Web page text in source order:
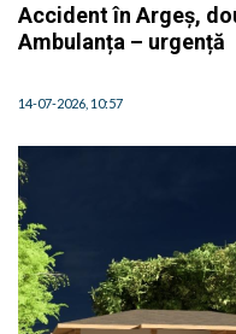
Accident în Argeș,
Ambulanța – urgență
14-07-2026, 10:57